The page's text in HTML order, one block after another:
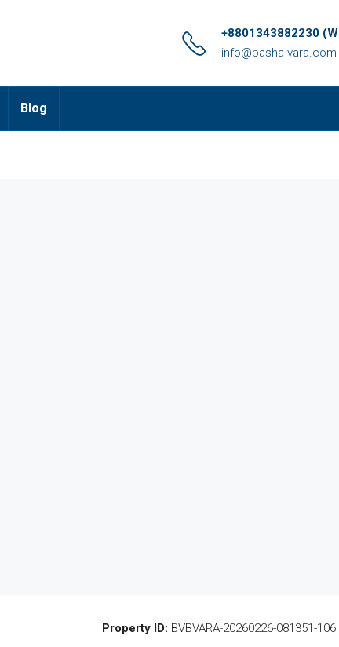
+8801343882230
info@basha-vara.com
Blog
Property ID: BVBVARA-20260226-081351-106